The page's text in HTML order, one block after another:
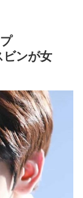
ビンが女